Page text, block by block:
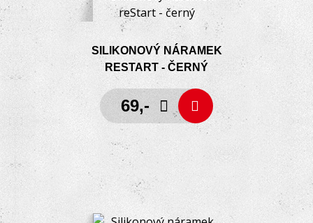
SILIKONOVÝ NÁRAMEK
RESTART - ČERNÝ
69,-